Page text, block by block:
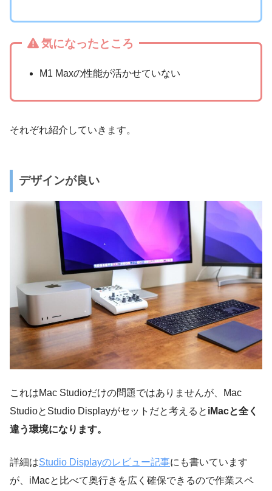
気になったところ
M1 Maxの性能が活かせていない
それぞれ紹介していきます。
デザインが良い
これはMac Studioだけの問題ではありませんが、Mac
StudioとStudio Displayがセットだと考えると iMacと全く
違う環境になります。
詳細はStudio Displayのレビュー記事にも書いています
が、iMacと比べて奥行きを広く確保できるので作業スペ